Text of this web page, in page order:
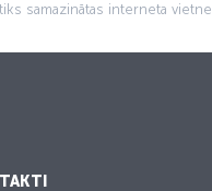
samazinātas interneta